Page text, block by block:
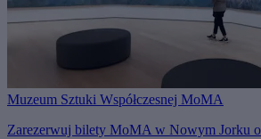
Muzeum Sztuki Współczesnej MoMA
Zarezerwuj bilety MoMA w Nowym Jorku